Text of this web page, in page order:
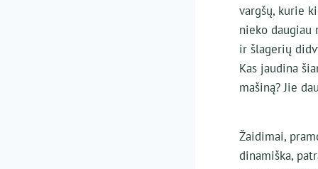
vargšų, kurie
nieko daugiau
ir šlagerių
Kas jaudina
mašiną? Jie
Žaidimai,
dinamiška,